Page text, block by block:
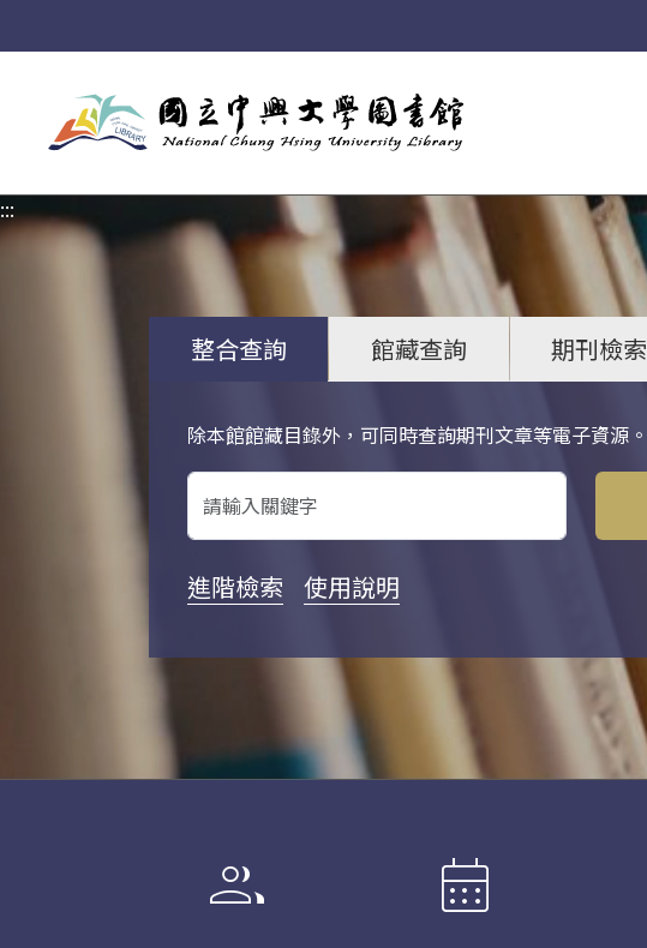
:::
整合查詢 館藏查詢 期刊檢索
除本館館藏目錄外，可同時查詢期刊文章等電子資源。
關鍵字搜尋
進階檢索 使用說明
group calendar_month